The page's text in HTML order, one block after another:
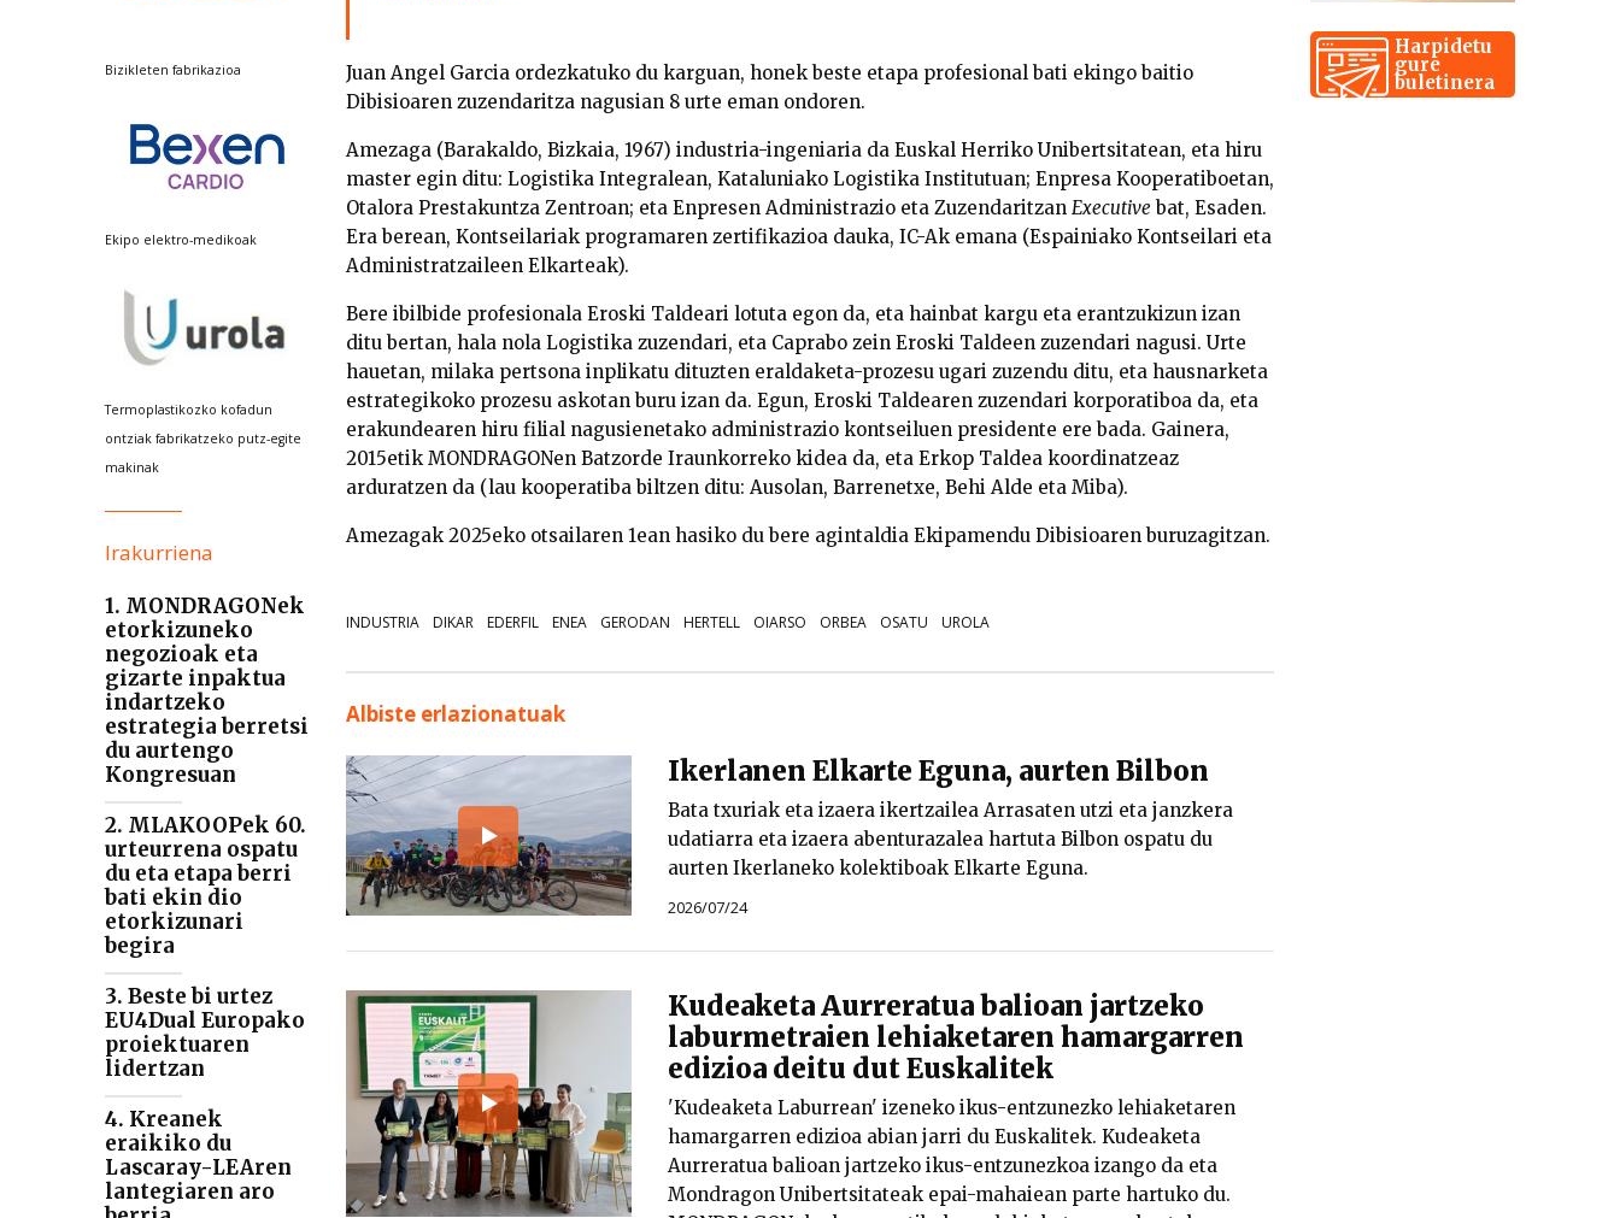
Bizikleten fabrikazioa
Ekipo elektro-medikoak
Termoplastikozko kofadun
ontziak fabrikatzeko putz-egite
makinak
Irakurriena
1. MONDRAGONek
etorkizuneko
negozioak eta
gizarte inpaktua
indartzeko
estrategia berretsi
du aurtengo
Kongresuan
2. MLAKOOPek 60.
urteurrena ospatu
du eta etapa berri
bati ekin dio
etorkizunari
begira
3. Beste bi urtez
EU4Dual Europako
proiektuaren
lidertzan
4. Kreanek
eraikiko du
Lascaray-LEAren
lantegiaren aro
Juan Angel Garcia ordezkatuko du karguan, honek beste etapa profesional bati ekingo baitio
Dibisioaren zuzendaritza nagusian 8 urte eman ondoren.
Amezaga (Barakaldo, Bizkaia, 1967) industria-ingeniaria da Euskal Herriko Unibertsitatean, eta hiru
master egin ditu: Logistika Integralean, Kataluniako Logistika Institutuan; Enpresa Kooperatiboetan,
Otalora Prestakuntza Zentroan; eta Enpresen Administrazio eta Zuzendaritzan Executive bat, Esaden.
Era berean, Kontseilariak programaren zertifikazioa dauka, IC-Ak emana (Espainiako Kontseilari eta
Administratzaileen Elkarteak).
Bere ibilbide profesionala Eroski Taldeari lotuta egon da, eta hainbat kargu eta erantzukizun izan
ditu bertan, hala nola Logistika zuzendari, eta Caprabo zein Eroski Taldeen zuzendari nagusi. Urte
hauetan, milaka pertsona inplikatu dituzten eraldaketa-prozesu ugari zuzendu ditu, eta hausnarketa
estrategikoko prozesu askotan buru izan da. Egun, Eroski Taldearen zuzendari korporatiboa da, eta
erakundearen hiru filial nagusienetako administrazio kontseiluen presidente ere bada. Gainera,
2015etik MONDRAGONen Batzorde Iraunkorreko kidea da, eta Erkop Taldea koordinatzeaz
arduratzen da (lau kooperatiba biltzen ditu: Ausolan, Barrenetxe, Behi Alde eta Miba).
Amezagak 2025eko otsailaren 1ean hasiko du bere agintaldia Ekipamendu Dibisioaren buruzagitzan.
INDUSTRIA DIKAR EDERFIL ENEA GERODAN HERTELL OIARSO ORBEA OSATU UROLA
Albiste erlazionatuak
Ikerlanen Elkarte Eguna, aurten Bilbon
Bata txuriak eta izaera ikertzailea Arrasaten utzi eta janzkera
udatiarra eta izaera abenturazalea hartuta Bilbon ospatu du
aurten Ikerlaneko kolektiboak Elkarte Eguna.
2026/07/24
Kudeaketa Aurreratua balioan jartzeko
laburmetraien lehiaketaren hamargarren
edizioa deitu dut Euskalitek
'Kudeaketa Laburrean' izeneko ikus-entzunezko lehiaketaren
hamargarren edizioa abian jarri du Euskalitek. Kudeaketa
Aurreratua balioan jartzeko ikus-entzunezkoa izango da eta
Mondragon Unibertsitateak epai-mahaiean parte hartuko du.
Harpidetu
gure
buletinera